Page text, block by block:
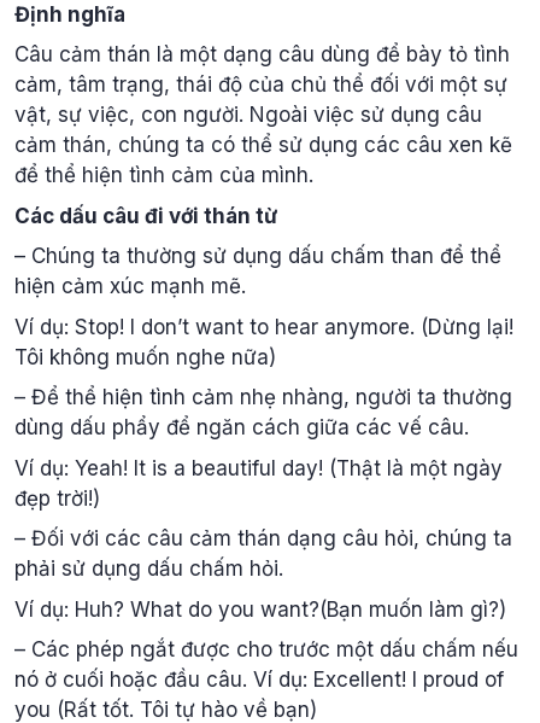
Định nghĩa
Câu cảm thán là một dạng câu dùng để bày tỏ tình
cảm, tâm trạng, thái độ của chủ thể đối với một sự
vật, sự việc, con người. Ngoài việc sử dụng câu
cảm thán, chúng ta có thể sử dụng các câu xen kẽ
để thể hiện tình cảm của mình.
Các dấu câu đi với thán từ
– Chúng ta thường sử dụng dấu chấm than để thể
hiện cảm xúc mạnh mẽ.
Ví dụ: Stop! I don’t want to hear anymore. (Dừng lại!
Tôi không muốn nghe nữa)
– Để thể hiện tình cảm nhẹ nhàng, người ta thường
dùng dấu phẩy để ngăn cách giữa các vế câu.
Ví dụ: Yeah! It is a beautiful day! (Thật là một ngày
đẹp trời!)
– Đối với các câu cảm thán dạng câu hỏi, chúng ta
phải sử dụng dấu chấm hỏi.
Ví dụ: Huh? What do you want?(Bạn muốn làm gì?)
– Các phép ngắt được cho trước một dấu chấm nếu
nó ở cuối hoặc đầu câu. Ví dụ: Excellent! I proud of
you (Rất tốt. Tôi tự hào về bạn)